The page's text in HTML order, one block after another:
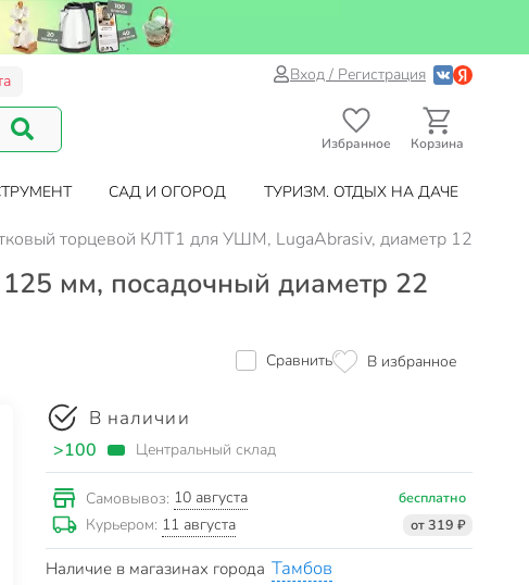
Вход / Регистрация
Избранное Корзина
САД И ОГОРОД ТУРИЗМ. ОТДЫХ НА ДАЧЕ
торцевой КЛТ1 для УШМ, LugaAbrasiv, диаметр 125 мм,
мм, посадочный диаметр 22
Сравнить В избранное
В наличии
>100 Центральный склад
Самовывоз: 10 августа бесплатно
Курьером: 11 августа от 319 ₽
Наличие в магазинах города Тамбов